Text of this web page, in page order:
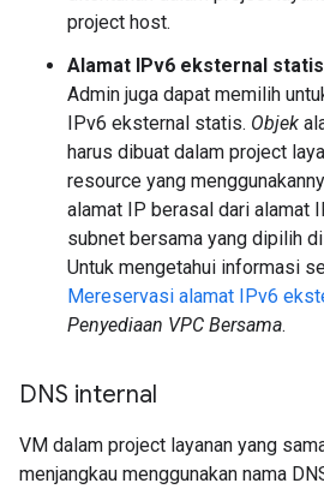
project host.
Alamat IPv6 eksternal
Admin juga dapat memilih
IPv6 eksternal statis. Objek
harus dibuat dalam project
resource yang
alamat IP berasal dari alamat
subnet bersama yang dipilih
Untuk mengetahui informasi
Mereservasi alamat IPv6
Penyediaan VPC Bersama.
DNS internal
VM dalam project layanan yang
menjangkau menggunakan nama